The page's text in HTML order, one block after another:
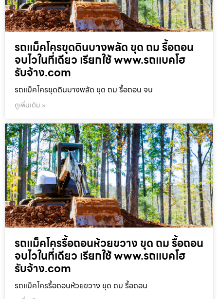
รถแม็คโครขุดดินบางพลัด ขุด ถม รื้อถอน
จบไวในที่เดียว เรียกใช้ www.รถแบคโฮ
รับจ้าง.com
รถแม็คโครขุดดินบางพลัด ขุด ถม รื้อถอน จบ
ดูเพิ่มเติม »
รถแม็คโครรื้อถอนห้วยขวาง ขุด ถม รื้อถอน
จบไวในที่เดียว เรียกใช้ www.รถแบคโฮ
รับจ้าง.com
รถแม็คโครรื้อถอนห้วยขวาง ขุด ถม รื้อถอน